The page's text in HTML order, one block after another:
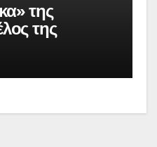
της
της
και η επόμενη